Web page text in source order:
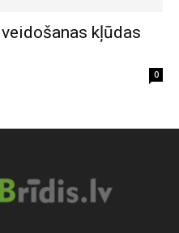
kļūdas
0